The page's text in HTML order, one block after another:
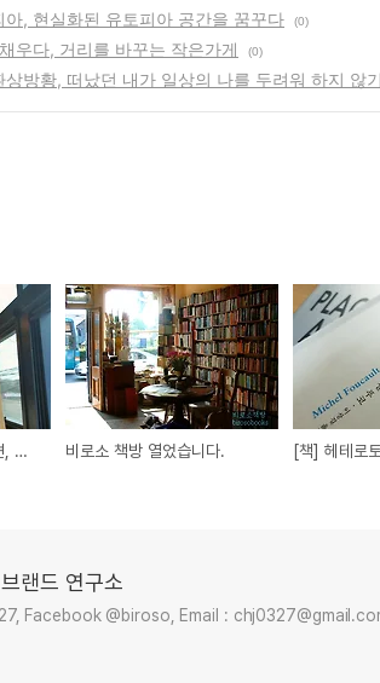
, 현실화된 유토피아 공간을 꿈꾸다 (0)
우다, 거리를 바꾸는 작은가게 (0)
방황, 떠났던 내가 일상의 나를 두려워 하지 않
[비로소책방] 도시의 발견, 참견하는 시민이 될것 비로소 책방 열었습니다.
랜드 연구소
Facebook @biroso, Email :